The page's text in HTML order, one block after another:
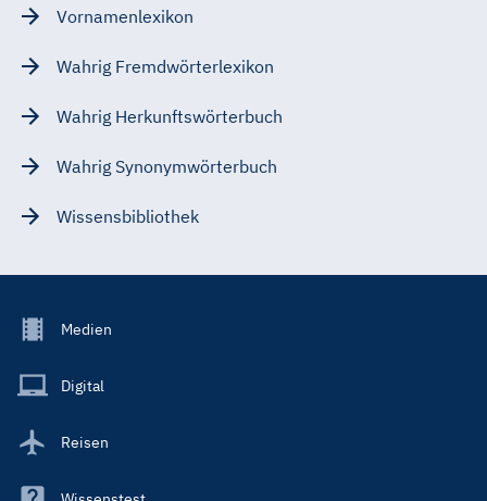
Vornamenlexikon
Wahrig Fremdwörterlexikon
Wahrig Herkunftswörterbuch
Wahrig Synonymwörterbuch
Wissensbibliothek
Footer
Main
Medien
Digital
Reisen